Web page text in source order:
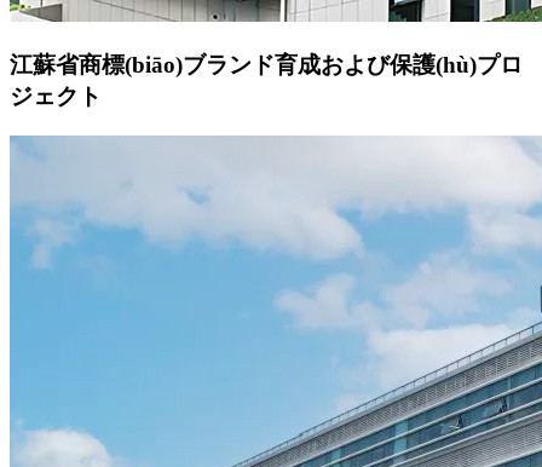
江蘇省商標(biāo)ブランド育成および保護(hù)プロ
ジェクト